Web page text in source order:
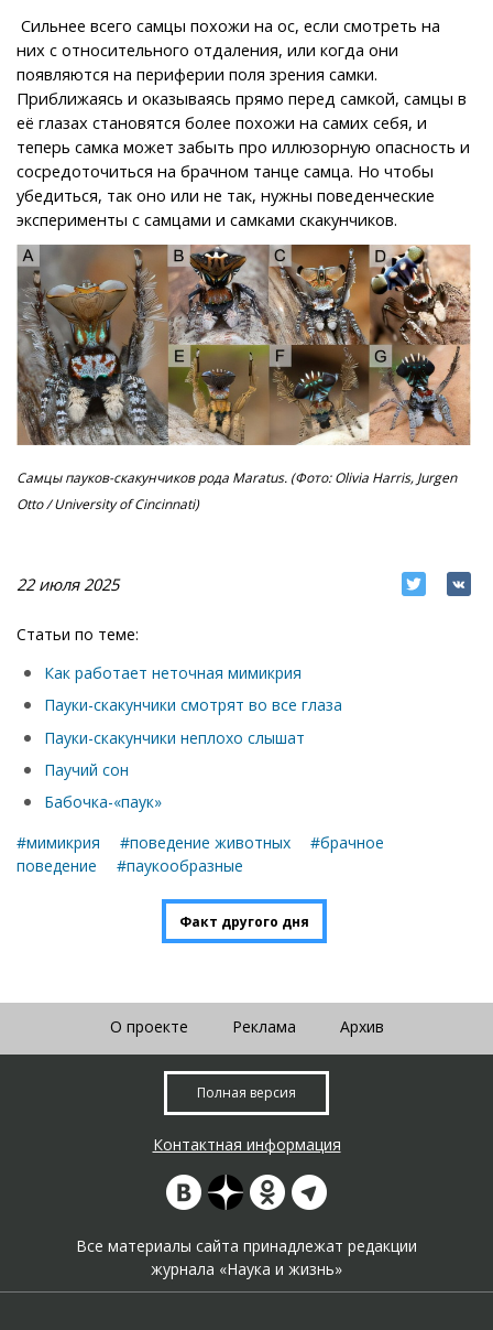
Сильнее всего самцы похожи на ос, если смотреть на
них с относительного отдаления, или когда они
появляются на периферии поля зрения самки.
Приближаясь и оказываясь прямо перед самкой, самцы в
её глазах становятся более похожи на самих себя, и
теперь самка может забыть про иллюзорную опасность и
сосредоточиться на брачном танце самца. Но чтобы
убедиться, так оно или не так, нужны поведенческие
эксперименты с самцами и самками скакунчиков.
Самцы пауков-скакунчиков рода Maratus. (Фото: Olivia Harris, Jurgen
Otto / University of Cincinnati)
22 июля 2025
Статьи по теме:
Как работает неточная мимикрия
Пауки-скакунчики смотрят во все глаза
Пауки-скакунчики неплохо слышат
Паучий сон
Бабочка-«паук»
#мимикрия
#поведение животных
#брачное
поведение
#паукообразные
Факт другого дня
О проекте Реклама Архив
Полная версия
Контактная информация
Все материалы сайта принадлежат редакции
журнала «Наука и жизнь»